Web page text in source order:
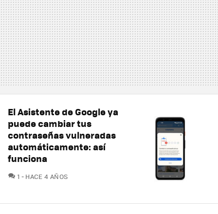
El Asistente de Google ya
puede cambiar tus
contraseñas vulneradas
automáticamente: así
funciona
1 COMENTARIOS
HACE 4 AÑOS